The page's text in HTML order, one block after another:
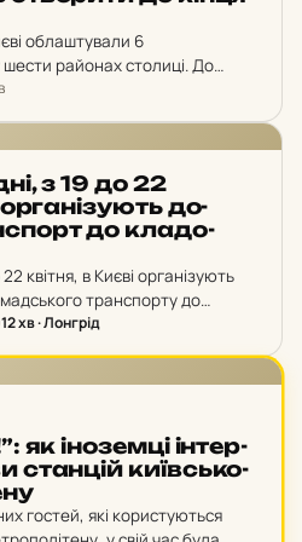
облаштували 6
шести районах столиці. До
ще 4 таких зелені локації,
з 19 до 22
ор­га­ні­зу­ють до­
до кла­до­
квітня, в Києві організують
транспорту до
12 хв · Лонгрід
як іно­зем­ці ін­тер­
стан­цій ки­їв­сько­
гостей, які користуються